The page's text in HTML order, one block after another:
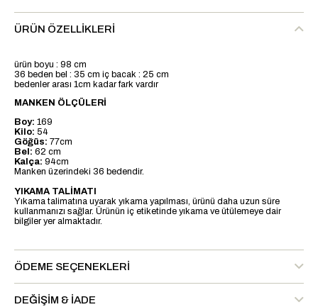
ÜRÜN ÖZELLIKLERI
ürün boyu : 98 cm
36 beden bel : 35 cm iç bacak : 25 cm
bedenler arası 1cm kadar fark vardır
MANKEN ÖLÇÜLERİ
Boy: 169
Kilo: 54
Göğüs: 77cm
Bel: 62 cm
Kalça: 94cm
Manken üzerindeki 36 bedendir.
YIKAMA TALİMATI
Yıkama talimatına uyarak yıkama yapılması, ürünü daha uzun süre
kullanmanızı sağlar. Ürünün iç etiketinde yıkama ve ütülemeye dair
bilgiler yer almaktadır.
ÖDEME SEÇENEKLERI
DEĞIŞIM & İADE